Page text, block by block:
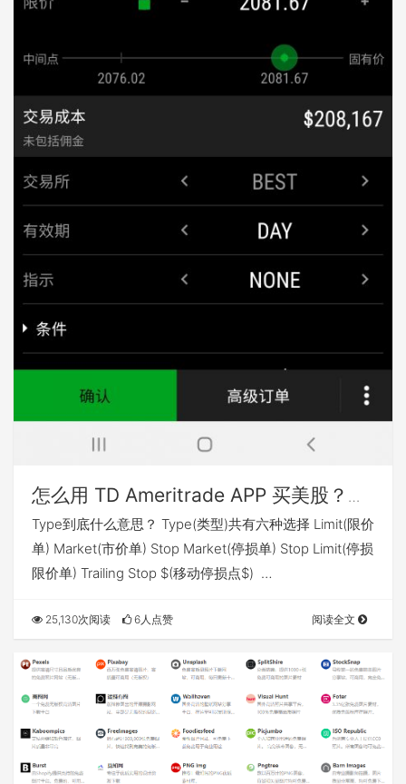
怎么用 TD Ameritrade APP 买美股？
Type 怎么选？
Type到底什么意思？ Type(类型)共有六种选择 Limit(限价
单) Market(市价单) Stop Market(停损单) Stop Limit(停损
限价单) Trailing Stop $(移动停损点$) …
25,130次阅读 6人点赞 阅读全文